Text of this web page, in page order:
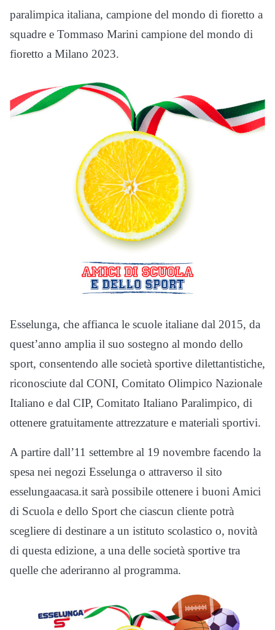
paralimpica italiana, campione del mondo di fioretto a
squadre e Tommaso Marini campione del mondo di
fioretto a Milano 2023.
Esselunga, che affianca le scuole italiane dal 2015, da
quest’anno amplia il suo sostegno al mondo dello
sport, consentendo alle società sportive dilettantistiche,
riconosciute dal CONI, Comitato Olimpico Nazionale
Italiano e dal CIP, Comitato Italiano Paralimpico, di
ottenere gratuitamente attrezzature e materiali sportivi.
A partire dall’11 settembre al 19 novembre facendo la
spesa nei negozi Esselunga o attraverso il sito
esselungaacasa.it sarà possibile ottenere i buoni Amici
di Scuola e dello Sport che ciascun cliente potrà
scegliere di destinare a un istituto scolastico o, novità
di questa edizione, a una delle società sportive tra
quelle che aderiranno al programma.